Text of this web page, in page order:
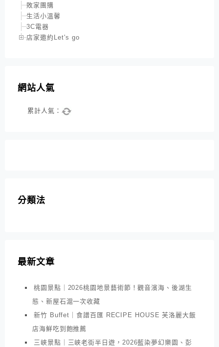
敗家團購
生活小溫馨
3C電器
店家邀約Let's go
網站人氣
累計人氣：
分類法
最新文章
桃園景點｜2026桃園地景藝術節！觀音濱海、後湖生
態、新屋石滬一次收藏
新竹 Buffet｜食譜百匯 RECIPE HOUSE 芙洛麗大飯
店海鮮吃到飽推薦
三峽景點｜三峽老街半日遊，2026藍染夢幻樂園、彭